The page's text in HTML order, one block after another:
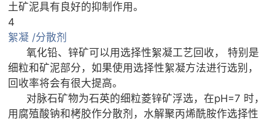
土矿泥具有良好的抑制作用。
4
絮凝 /分散剂
氧化铅、锌矿可以用选择性絮凝工艺回收， 特别是
细粒和矿泥部分，如果使用选择性絮凝方法进行选别，
回收率将会有很大提高。
对脉石矿物为石英的细粒菱锌矿浮选，在pH=7 时，
用腐殖酸钠和栲胶作分散剂，水解聚丙烯酰胺作选择性